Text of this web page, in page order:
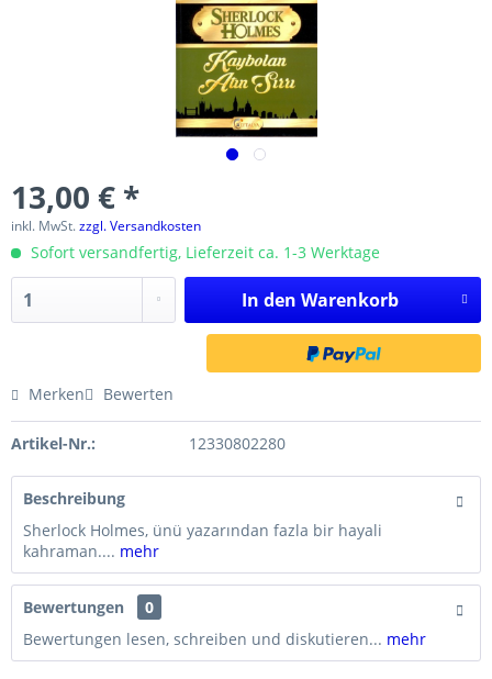
13,00 € *
inkl. MwSt.zzgl. Versandkosten
Sofort versandfertig, Lieferzeit ca. 1-3 Werktage
In den Warenkorb
Merken Bewerten
Artikel-Nr.: 12330802280
Beschreibung
Sherlock Holmes, ünü yazarından fazla bir hayali
kahraman.... mehr
Bewertungen
0
Bewertungen lesen, schreiben und diskutieren... mehr